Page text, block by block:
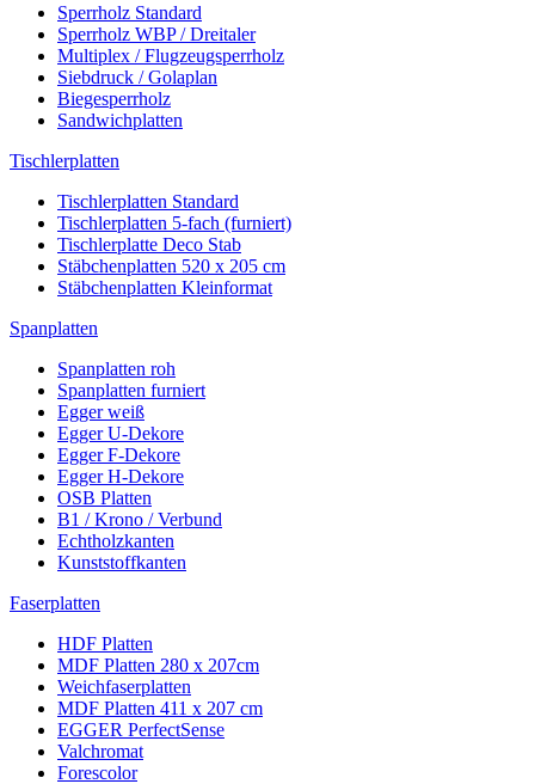
Sperrholz Standard
Sperrholz WBP / Dreitaler
Multiplex / Flugzeugsperrholz
Siebdruck / Golaplan
Biegesperrholz
Sandwichplatten
Tischlerplatten
Tischlerplatten Standard
Tischlerplatten 5-fach (furniert)
Tischlerplatte Deco Stab
Stäbchenplatten 520 x 205 cm
Stäbchenplatten Kleinformat
Spanplatten
Spanplatten roh
Spanplatten furniert
Egger weiß
Egger U-Dekore
Egger F-Dekore
Egger H-Dekore
OSB Platten
B1 / Krono / Verbund
Echtholzkanten
Kunststoffkanten
Faserplatten
HDF Platten
MDF Platten 280 x 207cm
Weichfaserplatten
MDF Platten 411 x 207 cm
EGGER PerfectSense
Valchromat
Forescolor